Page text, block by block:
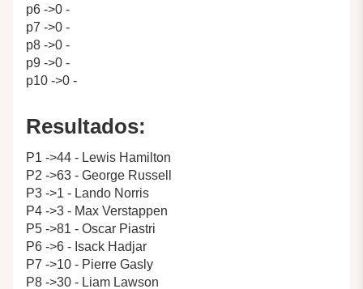
p6 ->0 -
p7 ->0 -
p8 ->0 -
p9 ->0 -
p10 ->0 -
Resultados:
P1 ->44 - Lewis Hamilton
P2 ->63 - George Russell
P3 ->1 - Lando Norris
P4 ->3 - Max Verstappen
P5 ->81 - Oscar Piastri
P6 ->6 - Isack Hadjar
P7 ->10 - Pierre Gasly
P8 ->30 - Liam Lawson